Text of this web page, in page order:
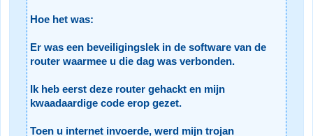
Hoe het was:
Er was een beveiligingslek in de software van de
router waarmee u die dag was verbonden.
Ik heb eerst deze router gehackt en mijn
kwaadaardige code erop gezet.
Toen u internet invoerde, werd mijn trojan